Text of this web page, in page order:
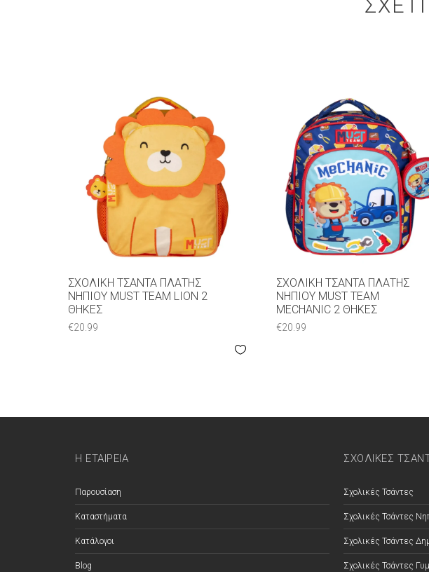
ΣΧΟΛΙΚΉ ΤΣΆΝΤΑ ΠΛΆΤΗΣ
ΝΗΠΊΟΥ MUST TEAM LION 2
ΘΉΚΕΣ
€20.99
ΣΧΟΛΙΚΉ ΤΣΆΝΤΑ ΠΛΆΤΗΣ
ΝΗΠΊΟΥ MUST TEAM
MECHANIC 2 ΘΉΚΕΣ
€20.99
Η ΕΤΑΙΡΕΊΑ
Παρουσίαση
Καταστήματα
Κατάλογοι
Blog
ΣΧΟΛΙΚΕΣ
Σχολικές Τσάντες
Σχολικές Τσάντες
Σχολικές Τσάντες
Σχολικές Τσάντες